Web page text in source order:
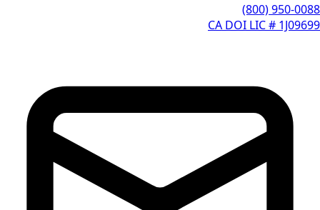
(800) 950-0088
CA DOI LIC # 1J09699